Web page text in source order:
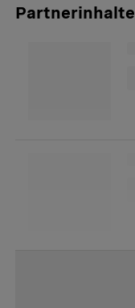
Partnerinhalte